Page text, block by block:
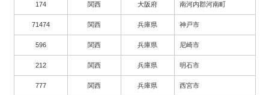
174 関西 大阪府 南河内郡河南町
71474 関西 兵庫県 神戸市
596 関西 兵庫県 尼崎市
212 関西 兵庫県 明石市
777 関西 兵庫県 西宮市